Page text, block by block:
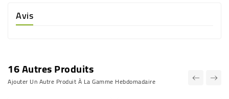
Avis
16 Autres Produits
Ajouter Un Autre Produit À La Gamme Hebdomadaire